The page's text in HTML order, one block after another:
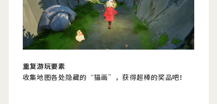
重复游玩要素
收集地图各处隐藏的“猫画”，获得超棒的奖品吧！